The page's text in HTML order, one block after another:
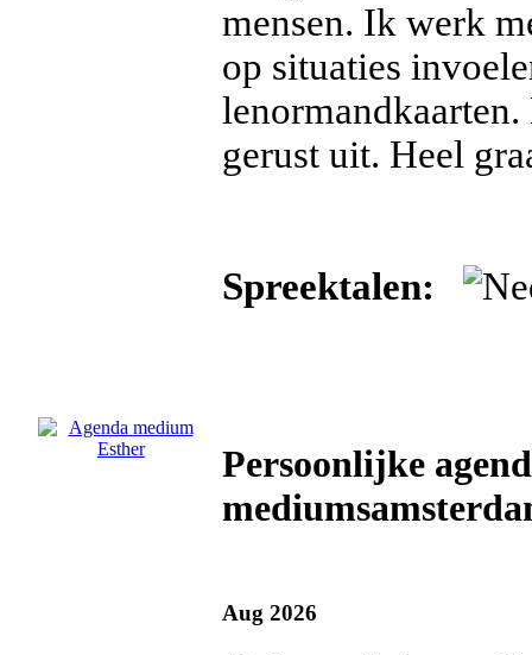
mensen. Ik werk
op situaties
gerust uit. Heel
Spreektalen:
Persoonlijke
Aug 2026